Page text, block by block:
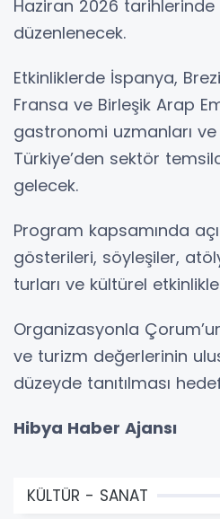
Haziran 2026 tarihlerinde
düzenlenecek.
Etkinliklerde İspanya,
Fransa ve Birleşik Arap
gastronomi uzmanları
Türkiye’den sektör
gelecek.
Program kapsamında
gösterileri, söyleşiler,
turları ve kültürel
Organizasyonla
ve turizm değerlerinin
düzeyde tanıtılması
Hibya Haber Ajansı
KÜLTÜR - SANAT